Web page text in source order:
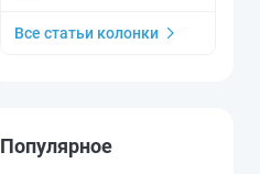
Все статьи колонки
Популярное